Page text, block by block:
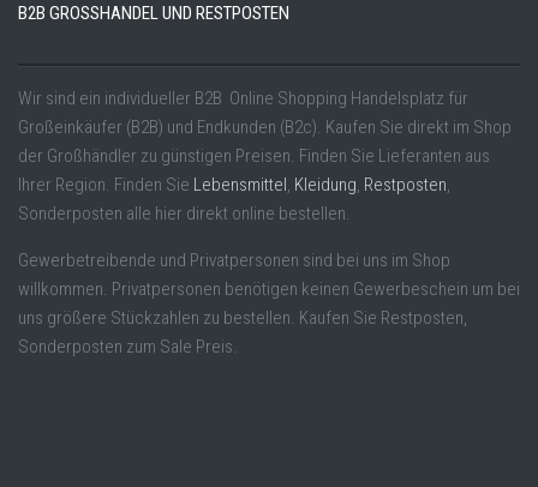
B2B GROSSHANDEL UND RESTPOSTEN
Wir sind ein individueller B2B Online Shopping Handelsplatz für
Großeinkäufer (B2B) und Endkunden (B2c). Kaufen Sie direkt im Shop
der Großhändler zu günstigen Preisen. Finden Sie Lieferanten aus
Ihrer Region. Finden Sie Lebensmittel , Kleidung, Restposten,
Sonderposten alle hier direkt online bestellen.
Gewerbetreibende und Privatpersonen sind bei uns im Shop
willkommen. Privatpersonen benötigen keinen Gewerbeschein um bei
uns größere Stückzahlen zu bestellen. Kaufen Sie Restposten,
Sonderposten zum Sale Preis.